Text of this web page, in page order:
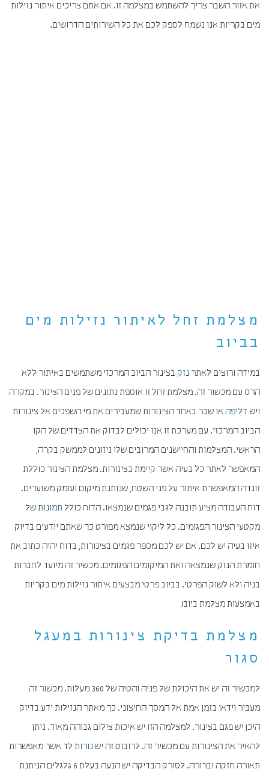
את אזור השבר צריך להשתמש במצלמה זו. אם אתם צריכים איתור נזילות
מים בקריות אנו נשמח לספק לכם את כל השירותים הדרושים.
מצלמת זחל לאיתור נזילות מים
בביוב
במידה ורוצים לאתר נזק בצינור הביוב המרכזי משתמשים באיתור ללא
הרס עם מכשור זה. מצלמת זחל זו אוספת נתונים של פנים הצינור. במקרה
ויש דליפה או שבר באחד הצינורות שמעבירים את מי השפכים אל צינורות
הביוב המרכזי. עם מערכת זו אנו יכולים לבדוק את הצדדים של הקו
הראשי. המצלמות והחיישנים המרובים שלו ניזונים לממשק בקרה,
המאפשר לאתר כל בעיה אשר קיימת בצינורות. מצלמת הצינור כוללת
זונדה המאפשרת איתור על פני השטח, שנותנת מיקום ועומק משוערים.
דוח העבודה מציע תובנה לגבי פגמים שנמצאו. הדוח כולל תמונותשל
מקטעי הצינור הפגומים. כל ליקוי שנמצא מפורט כך שאתם יודעים בדיוק
איזו בעיה יש לכם. אם יש לכם מספר פגמים בצינורות, בדוח יהיה כתוב את
חומרת הנזק שנמצאה ואת המיקומים הפגומים. מכשיר זה מיועד לחברות
בניה ולא לשוק הפרטי. בביוב פרטי מבצעים איתור נזילות מים בקריות
באמצעות מצלמת ביוב!
מצלמת בדיקת צינורות במעגל
סגור
למכשיר זה יש את היכולת של פניה והטיה של 360 מעלות. מכשור זה
מעביר וידאו בזמן אמת אל המסך החיצוני. כך מאתר הנזילות ידע בדיוק
היכן יש פגם בצינור. למצלמה הזו יש איכות צילום גבוהה מאוד. ניתן
להאיר את הצינורות עם מכשיר זה. לרובוט זה יש נורות לד אשר מאפשרות
תאורה חזקה וברורה. לסורק הבדיקה יש הנעה בעלת 6 גלגלים הניתנת